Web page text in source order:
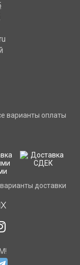
варианты оплаты
доставки